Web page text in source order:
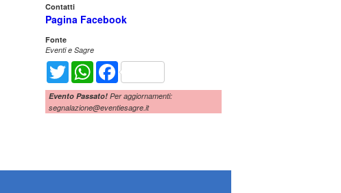
Contatti
Pagina Facebook
Fonte
Eventi e Sagre
Twitter WhatsAppFacebook
Evento Passato! Per aggiornamenti:
segnalazione@eventiesagre.it